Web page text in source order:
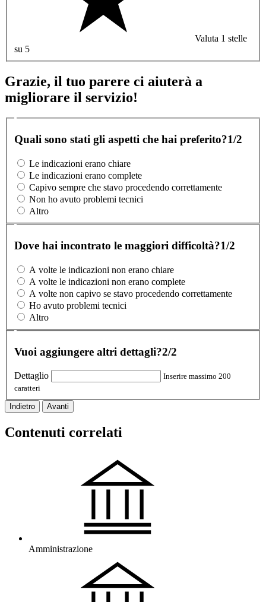
Valuta 1 stelle
su 5
Grazie, il tuo parere ci aiuterà a
migliorare il servizio!
Quali sono stati gli aspetti che hai preferito?1/2
Le indicazioni erano chiare
Le indicazioni erano complete
Capivo sempre che stavo procedendo correttamente
Non ho avuto problemi tecnici
Altro
Dove hai incontrato le maggiori difficoltà?1/2
A volte le indicazioni non erano chiare
A volte le indicazioni non erano complete
A volte non capivo se stavo procedendo correttamente
Ho avuto problemi tecnici
Altro
Vuoi aggiungere altri dettagli?2/2
Dettaglio
Inserire massimo 200
caratteri
Indietro Avanti
Contenuti correlati
Amministrazione